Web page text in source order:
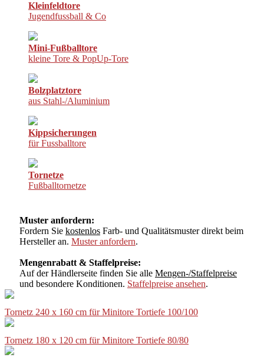
Kleinfeldtore
Jugendfussball & Co
Mini-Fußballtore
kleine Tore & PopUp-Tore
Bolzplatztore
aus Stahl-/Aluminium
Kippsicherungen
für Fussballtore
Tornetze
Fußballtornetze
Muster anfordern:
Fordern Sie kostenlos Farb- und Qualitätsmuster direkt beim
Hersteller an. Muster anfordern.
Mengenrabatt & Staffelpreise:
Auf der Händlerseite finden Sie alle Mengen-/Staffelpreise
und besondere Konditionen. Staffelpreise ansehen.
Tornetz 240 x 160 cm für Minitore Tortiefe 100/100
Tornetz 180 x 120 cm für Minitore Tortiefe 80/80